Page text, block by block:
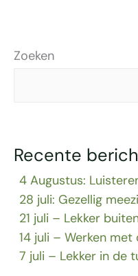
Zoeken
Recente
4 Augustus:
28 juli: Gezellig
21 juli – Lekker
14 juli – Werken
7 juli – Lekker in de